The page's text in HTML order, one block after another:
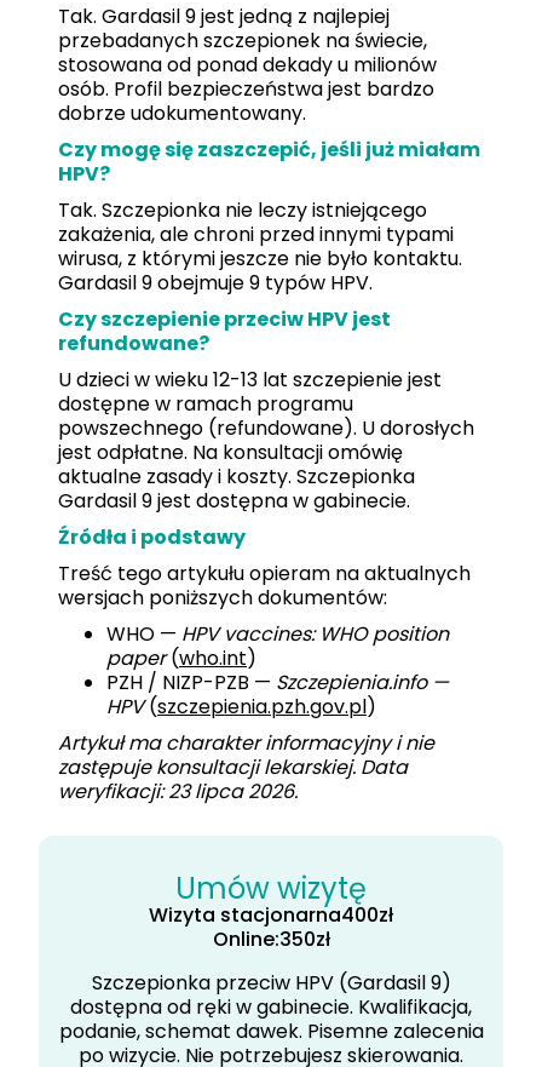
Tak. Gardasil 9 jest jedną z najlepiej
przebadanych szczepionek na świecie,
stosowana od ponad dekady u milionów
osób. Profil bezpieczeństwa jest bardzo
dobrze udokumentowany.
Czy mogę się zaszczepić, jeśli już miałam
HPV?
Tak. Szczepionka nie leczy istniejącego
zakażenia, ale chroni przed innymi typami
wirusa, z którymi jeszcze nie było kontaktu.
Gardasil 9 obejmuje 9 typów HPV.
Czy szczepienie przeciw HPV jest
refundowane?
U dzieci w wieku 12-13 lat szczepienie jest
dostępne w ramach programu
powszechnego (refundowane). U dorosłych
jest odpłatne. Na konsultacji omówię
aktualne zasady i koszty. Szczepionka
Gardasil 9 jest dostępna w gabinecie.
Źródła i podstawy
Treść tego artykułu opieram na aktualnych
wersjach poniższych dokumentów:
WHO — HPV vaccines: WHO position
paper(who.int)
PZH / NIZP-PZB — Szczepienia.info —
HPV(szczepienia.pzh.gov.pl)
Artykuł ma charakter informacyjny i nie
zastępuje konsultacji lekarskiej. Data
weryfikacji: 23 lipca 2026.
Umów wizytę
Wizyta stacjonarna400zł
Online:350zł
Szczepionka przeciw HPV (Gardasil 9)
dostępna od ręki w gabinecie. Kwalifikacja,
podanie, schemat dawek. Pisemne zalecenia
po wizycie. Nie potrzebujesz skierowania.